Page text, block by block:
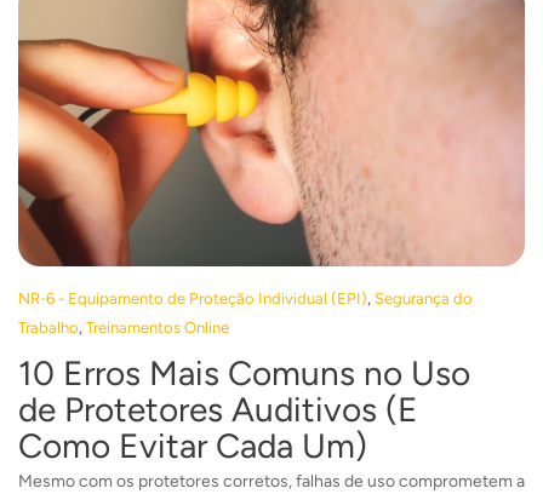
NR-6 - Equipamento de Proteção Individual (EPI), Segurança do
Trabalho, Treinamentos Online
10 Erros Mais Comuns no Uso
de Protetores Auditivos (E
Como Evitar Cada Um)
Mesmo com os protetores corretos, falhas de uso comprometem a